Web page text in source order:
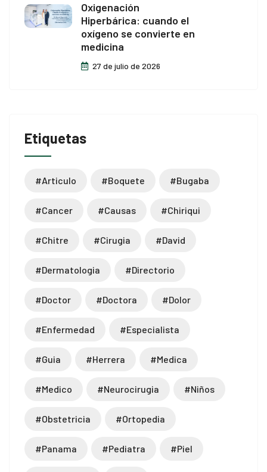
Oxigenación
Hiperbárica: cuando el
oxígeno se convierte en
medicina
27 de julio de 2026
Etiquetas
#articulo #boquete #bugaba
#cancer #causas #chiriqui
#chitre #cirugia #david
#dermatologia #directorio
#doctor #doctora #dolor
#enfermedad #especialista
#guia #herrera #medica
#medico #neurocirugia #niños
#obstetricia #ortopedia
#panama #pediatra #piel